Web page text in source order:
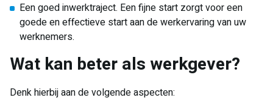
Een goed inwerktraject. Een fijne start zorgt voor een
goede en effectieve start aan de werkervaring van uw
werknemers.
Wat kan beter als werkgever?
Denk hierbij aan de volgende aspecten: